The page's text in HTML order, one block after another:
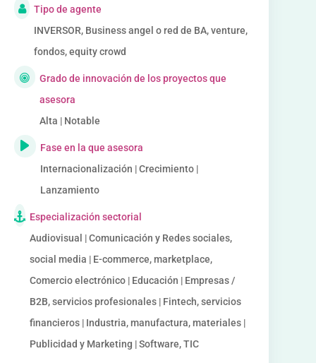
Tipo de agente
INVERSOR, Business angel o red de BA, venture,
fondos, equity crowd
Grado de innovación de los proyectos que
asesora
Alta | Notable
Fase en la que asesora
Internacionalización | Crecimiento |
Lanzamiento
Especialización sectorial
Audiovisual | Comunicación y Redes sociales,
social media | E-commerce, marketplace,
Comercio electrónico | Educación | Empresas /
B2B, servicios profesionales | Fintech, servicios
financieros | Industria, manufactura, materiales |
Publicidad y Marketing | Software, TIC